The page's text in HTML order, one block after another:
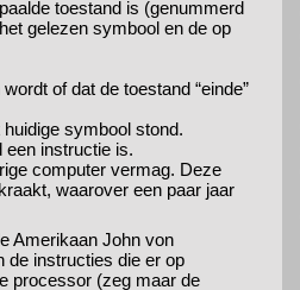
toestand is (genummerd
gelezen symbool en de op
of dat de toestand “einde”
symbool stond.
een instructie is.
computer vermag. Deze
waarover een paar jaar
Amerikaan John von
de instructies die er op
processor (zeg maar de